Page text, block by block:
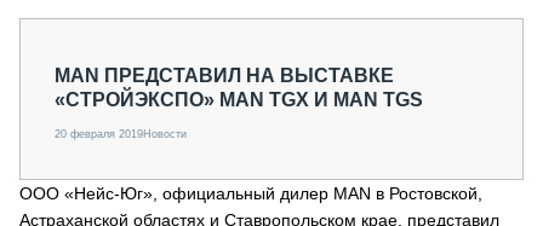
О ПРОЕКТЕ
MAN ПРЕДСТАВИЛ НА ВЫСТАВКЕ
«СТРОЙЭКСПО» MAN TGX И MAN TGS
20 февраля 2019Новости
ООО «Нейс-Юг», официальный дилер MAN в Ростовской,
Астраханской областях и Ставропольском крае, представил